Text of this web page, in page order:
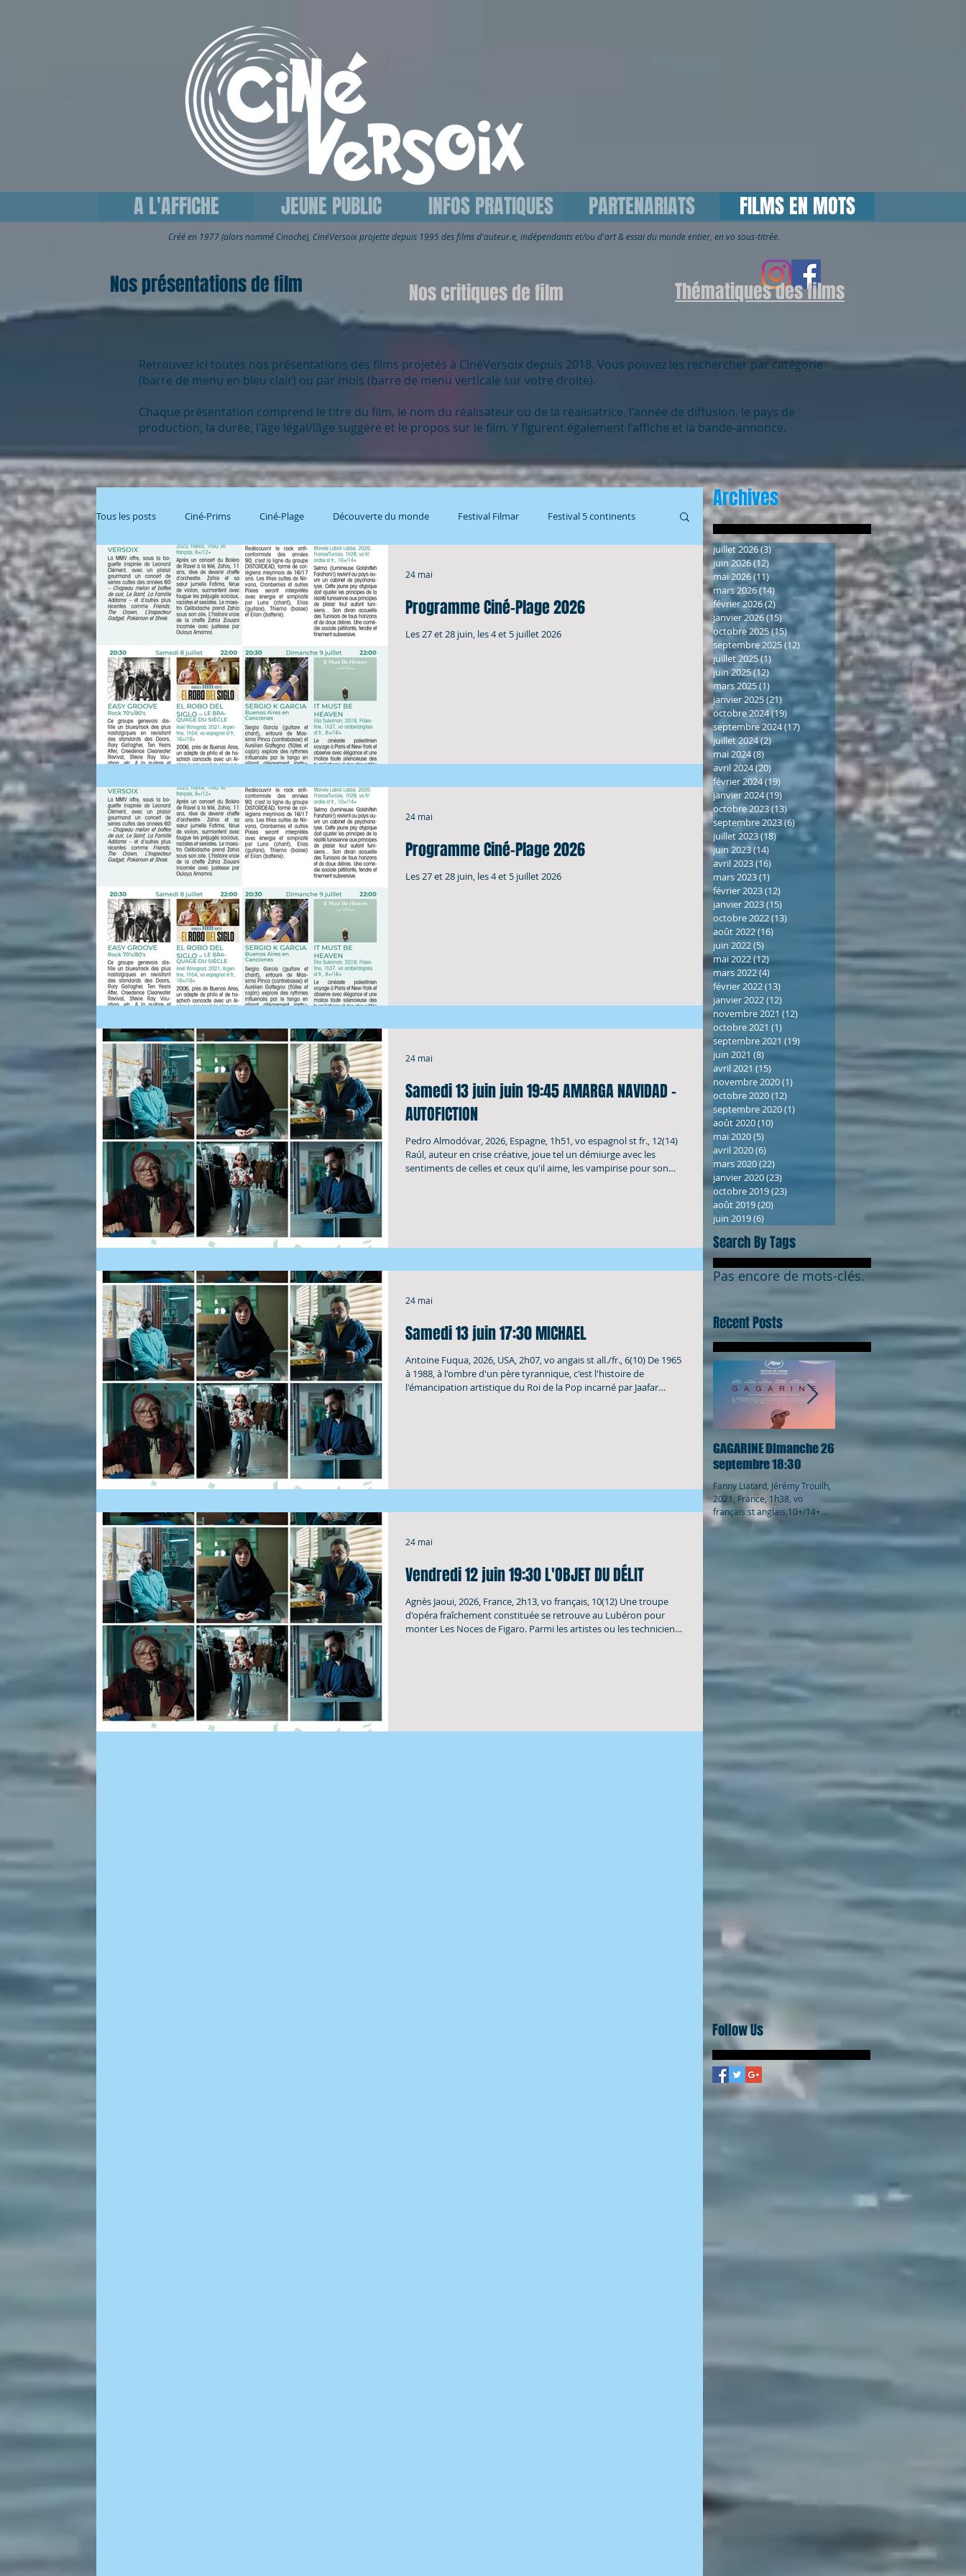
A L'AFFICHE JEUNE PUBLIC INFOS PRATIQUES PARTENARIATS FILMS EN MOTS
Nos présentations de film Nos critiques de film Thématiques des films
Retrouvez ici toutes nos présentations des films projetés à CinéVersoix depuis 2018. Vous pouvez les rechercher par catégorie
(barre de menu en bleu clair) ou par mois (barre de menu verticale sur votre droite).
Chaque présentation comprend le titre du film, le nom du réalisateur ou de la réalisatrice, l'année de diffusion, le pays de
production, la durée, l'âge légal/lâge suggéré et le propos sur le film. Y figurent également l'affiche et la bande-annonce.
Tous les posts Ciné-Prims Ciné-Plage Découverte du monde Festival Filmar Festival 5 continents
Film + Débat Comédie
Programme Ciné-Plage 2026
Les 27 et 28 juin, les 4 et 5 juillet 2026
24 mai
Programme Ciné-Plage 2026
Les 27 et 28 juin, les 4 et 5 juillet 2026
24 mai
Samedi 13 juin juin 19:45 AMARGA NAVIDAD -
AUTOFICTION
Pedro Almodóvar, 2026, Espagne, 1h51, vo espagnol st fr., 12(14)
Raúl, auteur en crise créative, joue tel un démiurge avec les
sentiments de celles et ceux qu'il aime, les vampirise pour son
24 mai
Samedi 13 juin 17:30 MICHAEL
Antoine Fuqua, 2026, USA, 2h07, vo angais st all./fr., 6(10) De 1965
à 1988, à l'ombre d'un père tyrannique, c'est l'histoire de
l'émancipation artistique du Roi de la Pop incarné par Jaafar
24 mai
Vendredi 12 juin 19:30 L'OBJET DU DÉLIT
Agnès Jaoui, 2026, France, 2h13, vo français, 10(12) Une troupe
d'opéra fraîchement constituée se retrouve au Lubéron pour
monter Les Noces de Figaro. Parmi les artistes ou les techniciens,
24 mai
Archives
juillet 2026(3) 3 posts
juin 2026(12)12 posts
mai 2026(11)11 posts
mars 2026(14)14 posts
février 2026(2)2 posts
janvier 2026(15)15 posts
octobre 2025(15)15 posts
septembre 2025(12) 12 posts
juillet 2025(1) 1 post
juin 2025(12)12 posts
mars 2025(1) 1 post
janvier 2025(21) 21 posts
octobre 2024(19) 19 posts
septembre 2024(17) 17 posts
juillet 2024(2)2 posts
mai 2024(8)
avril 2024(20)
février 2024(19)
janvier 2024(19)19 posts
octobre 2023(13)13 posts
septembre 2023(6)6 posts
juillet 2023(18)18 posts
juin 2023(14)
avril 2023(16)
mars 2023(1)
février 2023(12)
janvier 2023(15)
octobre 2022(13)
août 2022(16)
juin 2022(5)
mai 2022(12)12 posts
mars 2022(4)
février 2022(13)
janvier 2022(12)
novembre 2021 (12)
octobre 2021 (1)
septembre 2021 (19)
juin 2021 (8) 8 posts
avril 2021 (15) 15 posts
novembre 2020(1)
octobre 2020(12)
septembre 2020(1)
août 2020(10)
mai 2020(5)
avril 2020(6)
mars 2020(22)
janvier 2020(23)
octobre 2019(23)
août 2019(20)
juin 2019(6)
Search By Tags
Pas encore de mots-clés.
Recent Posts
GAGARINE Dimanche 26
septembre 18:30
Fanny Liatard, Jérémy Trouilh,
2021, France, 1h38, vo
français st anglais,10+/14+
Youri vit à Gagarine, cité du
FIRST COW Samedi 25
2h01, vo anglais st fr., 10+/14+
1820, dans l'Oregon,
fourrure de castor,...
Follow Us
Créé en 1977 (alors nommé Cinoche), CinéVersoixprojette depuis 1995 des films d'auteur.e, indépendants et/ou d'art & essai du monde entier, en vo sous-titrée.